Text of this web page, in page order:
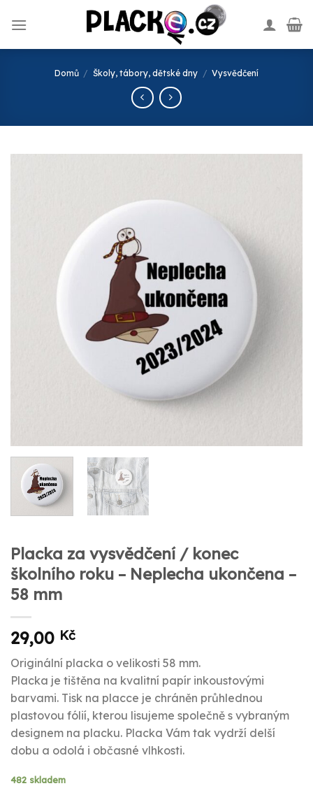
Domů / Školy, tábory, dětské dny / Vysvědčení
Placka za vysvědčení / konec
školního roku – Neplecha ukončena –
58 mm
29,00 Kč
Originální placka o velikosti 58 mm.
Placka je tištěna na kvalitní papír inkoustovými
barvami. Tisk na placce je chráněn průhlednou
plastovou fólií, kterou lisujeme společně s vybraným
designem na placku. Placka Vám tak vydrží delší
dobu a odolá i občasné vlhkosti.
482 skladem